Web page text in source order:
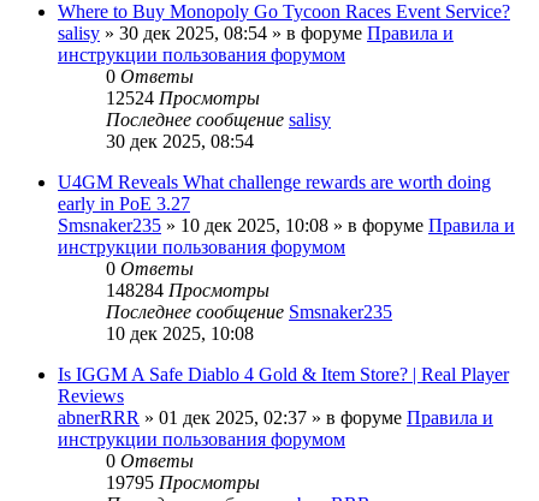
Where to Buy Monopoly Go Tycoon Races Event Service?
salisy » 30 дек 2025, 08:54 » в форуме Правила и
инструкции пользования форумом
0 Ответы
12524 Просмотры
Последнее сообщение salisy
30 дек 2025, 08:54
U4GM Reveals What challenge rewards are worth doing
early in PoE 3.27
Smsnaker235 » 10 дек 2025, 10:08 » в форуме Правила и
инструкции пользования форумом
0 Ответы
148284 Просмотры
Последнее сообщение Smsnaker235
10 дек 2025, 10:08
Is IGGM A Safe Diablo 4 Gold & Item Store? | Real Player
Reviews
abnerRRR » 01 дек 2025, 02:37 » в форуме Правила и
инструкции пользования форумом
0 Ответы
19795 Просмотры